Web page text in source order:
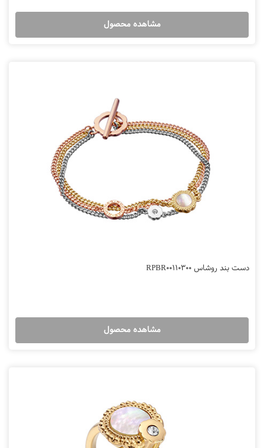
مشاهده محصول
دست بند روشاس RPBR00110300
مشاهده محصول